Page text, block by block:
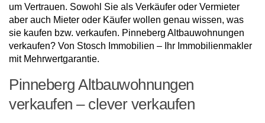
um Vertrauen. Sowohl Sie als Verkäufer oder Vermieter
aber auch Mieter oder Käufer wollen genau wissen, was
sie kaufen bzw. verkaufen. Pinneberg Altbauwohnungen
verkaufen? Von Stosch Immobilien – Ihr Immobilienmakler
mit Mehrwertgarantie.
Pinneberg Altbauwohnungen
verkaufen – clever verkaufen